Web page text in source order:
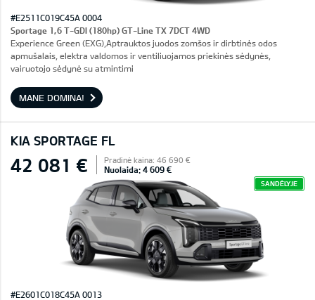
#E2511C019C45A 0004
Sportage 1,6 T-GDI (180hp) GT-Line TX 7DCT 4WD
Experience Green (EXG),Aptrauktos juodos zomšos ir dirbtinės odos
apmušalais, elektra valdomos ir ventiliuojamos priekinės sėdynės,
vairuotojo sėdynė su atmintimi
MANE DOMINA!
KIA SPORTAGE FL
42 081 € Pradinė kaina: 46 690 €
Nuolaida: 4 609 €
SANDĖLYJE
#E2601C018C45A 0013